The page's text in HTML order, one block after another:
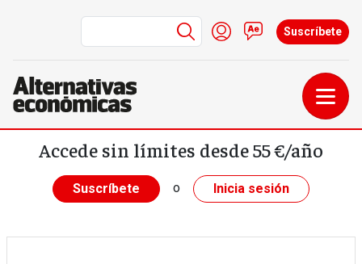
Pasar al contenido principal
Menú de cuenta de
Iniciar sesión
Contacto
Suscríbete
Accede sin límites desde 55 €/año
Suscríbete o Inicia sesión